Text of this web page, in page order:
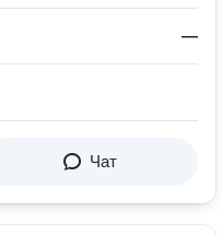
—
Чат